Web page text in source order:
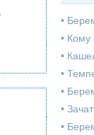
•
• Кому
•
•
•
•
•